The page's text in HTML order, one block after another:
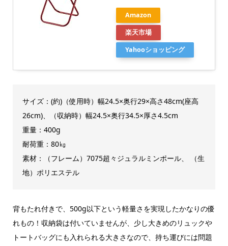
Amazon
楽天市場
Yahooショッピング
サイズ：(約)（使用時）幅24.5×奥行29×高さ48cm(座高
26cm)、（収納時）幅24.5×奥行34.5×厚さ4.5cm
重量：400g
耐荷重：80㎏
素材：（フレーム）7075超々ジュラルミンポール、 （生
地）ポリエステル
背もたれ付きで、500g以下という軽量さを実現したかなりの優
れもの！収納袋は付いていませんが、少し大きめのリュックや
トートバッグにも入れられる大きさなので、持ち運びには問題